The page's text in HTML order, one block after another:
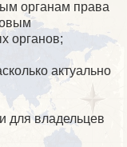
органам права
органов;
актуально
для владельцев